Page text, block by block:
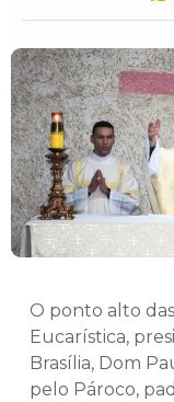
O ponto alto
Eucarística,
Brasília, Dom
pelo Pároco,